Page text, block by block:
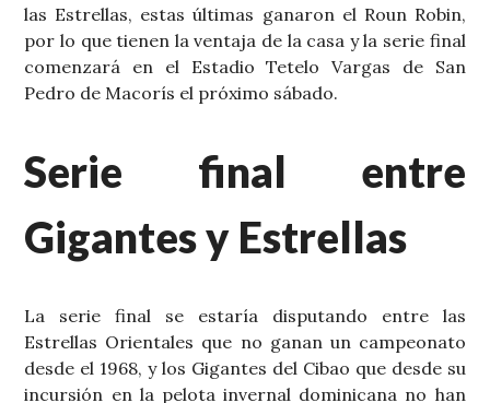
las Estrellas, estas últimas ganaron el Roun Robin,
por lo que tienen la ventaja de la casa y la serie final
comenzará en el Estadio Tetelo Vargas de San
Pedro de Macorís el próximo sábado.
Serie final entre
Gigantes y Estrellas
La serie final se estaría disputando entre las
Estrellas Orientales que no ganan un campeonato
desde el 1968, y los Gigantes del Cibao que desde su
incursión en la pelota invernal dominicana no han